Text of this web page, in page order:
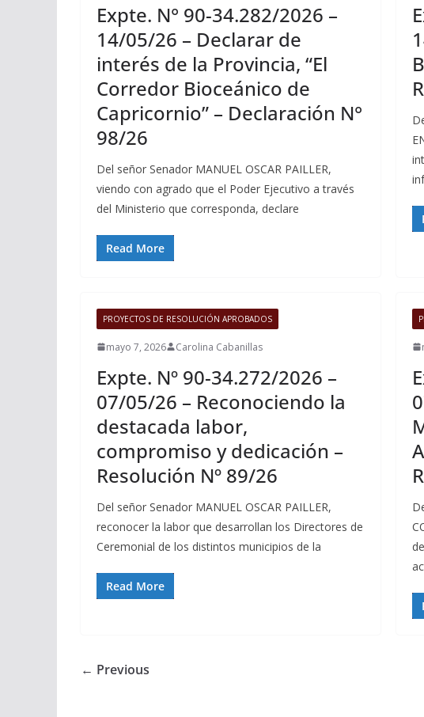
Expte. N° 90-34.282/2026 –
14/05/26 – Declarar de
interés de la Provincia, “El
Corredor Bioceánico de
Capricornio” – Declaración N°
98/26
Del señor Senador MANUEL OSCAR PAILLER,
viendo con agrado que el Poder Ejecutivo a través
del Ministerio que corresponda, declare
Read More
PROYECTOS DE RESOLUCIÓN APROBADOS
mayo 7, 2026 Carolina Cabanillas
Expte. Nº 90-34.272/2026 –
07/05/26 – Reconociendo la
destacada labor,
compromiso y dedicación –
Resolución Nº 89/26
Del señor Senador MANUEL OSCAR PAILLER,
reconocer la labor que desarrollan los Directores de
Ceremonial de los distintos municipios de la
Read More
← Previous